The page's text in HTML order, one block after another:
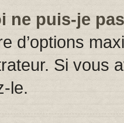
ne puis-je
d’options
Si vous
le.